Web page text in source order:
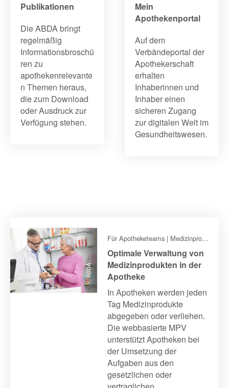
Publikationen
Die ABDA bringt
regelmäßig
Informationsbroschü
ren zu
apothekenrelevante
n Themen heraus,
die zum Download
oder Ausdruck zur
Verfügung stehen.
Mein
Apothekenportal
Auf dem
Verbändeportal der
Apothekerschaft
erhalten
Inhaberinnen und
Inhaber einen
sicheren Zugang
zur digitalen Welt im
Gesundheitswesen.
© ABDA
Für Apotheketeams | Medizinprodukteverwaltung (MPV) des DAV
Optimale Verwaltung von
Medizinprodukten in der
Apotheke
In Apotheken werden jeden
Tag Medizinprodukte
abgegeben oder verliehen.
Die webbasierte MPV
unterstützt Apotheken bei
der Umsetzung der
Aufgaben aus den
gesetzlichen oder